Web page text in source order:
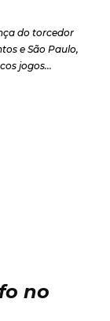
do torcedor
e São Paulo,
jogos...
no